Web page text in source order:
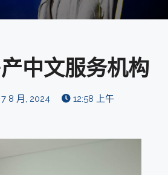
中文服务机构
7 8 月, 2024 12:58 上午